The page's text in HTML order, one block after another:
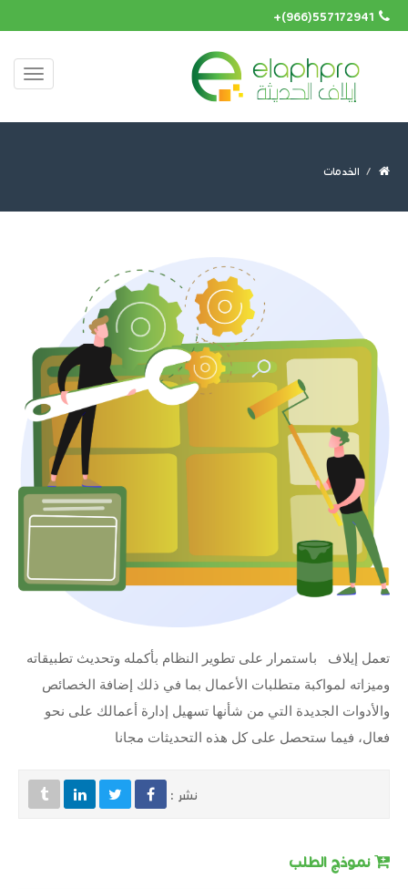
+(966)557172941
الخدمات
تعمل إيلاف باستمرار على تطوير النظام بأكمله وتحديث تطبيقاته
وميزاته لمواكبة متطلبات الأعمال بما في ذلك إضافة الخصائص
والأدوات الجديدة التي من شأنها تسهيل إدارة أعمالك على نحو
فعال، فيما ستحصل على كل هذه التحديثات مجانا
نشر :
نموذج الطلب